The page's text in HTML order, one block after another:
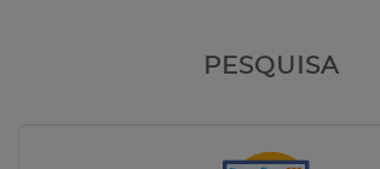
PESQUISA